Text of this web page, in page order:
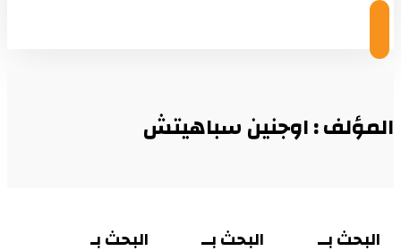
المؤلف : اوجنين سباهيتش
البحث بــ
البحث بــ
البحث بـ